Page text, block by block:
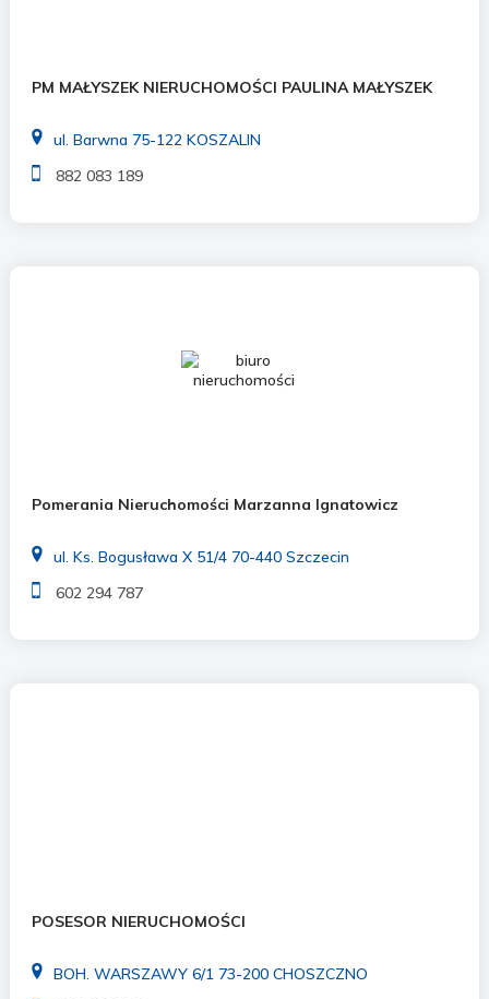
PM MAŁYSZEK NIERUCHOMOŚCI PAULINA MAŁYSZEK
ul. Barwna 75-122 KOSZALIN
882 083 189
Pomerania Nieruchomości Marzanna Ignatowicz
ul. Ks. Bogusława X 51/4 70-440 Szczecin
602 294 787
POSESOR NIERUCHOMOŚCI
BOH. WARSZAWY 6/1 73-200 CHOSZCZNO